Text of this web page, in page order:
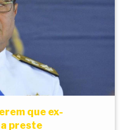
que ex-
preste